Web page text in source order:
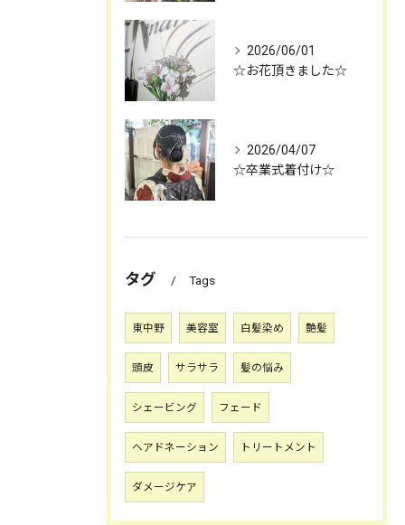
2026/06/01
☆お花頂きました☆
2026/04/07
☆卒業式着付け☆
タグ Tags
東中野 美容室 白髪染め 艶髪
頭皮 サラサラ 髪の悩み
シェービング フェード
ヘアドネーション トリートメント
ダメージケア